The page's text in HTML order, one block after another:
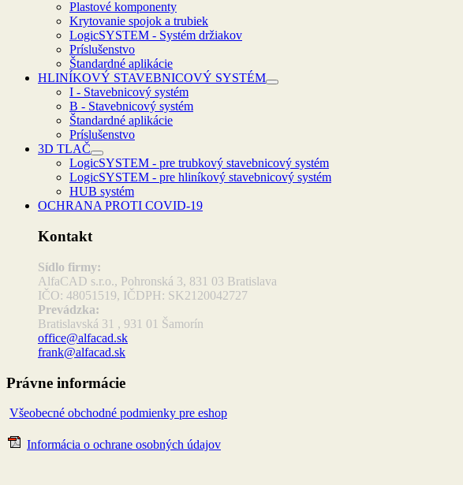
Plastové komponenty
Krytovanie spojok a trubiek
LogicSYSTEM - Systém držiakov
Príslušenstvo
Štandardné aplikácie
HLINÍKOVÝ STAVEBNICOVÝ SYSTÉM
I - Stavebnicový systém
B - Stavebnicový systém
Štandardné aplikácie
Príslušenstvo
3D TLAČ
LogicSYSTEM - pre trubkový stavebnicový systém
LogicSYSTEM - pre hliníkový stavebnicový systém
HUB systém
OCHRANA PROTI COVID-19
Kontakt
Sídlo firmy:
AlfaCAD s.r.o., Pohronská 3, 831 03 Bratislava
IČO: 48051519, IČDPH: SK2120042727
Prevádzka:
Bratislavská 31 , 931 01 Šamorín
office@alfacad.sk
frank@alfacad.sk
Právne informácie
Všeobecné obchodné podmienky pre eshop
Informácia o ochrane osobných údajov